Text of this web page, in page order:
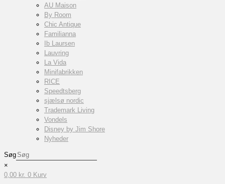
AU Maison
By Room
Chic Antique
Familianna
Ib Laursen
Lauvring
La Vida
Minifabrikken
RICE
Speedtsberg
sjælsø nordic
Trademark Living
Vondels
Disney by Jim Shore
Nyheder
Søg
×
0,00 kr. 0 Kurv